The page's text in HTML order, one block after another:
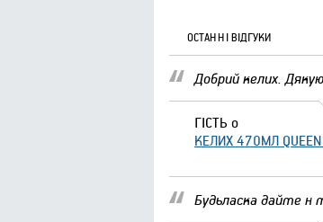
ОСТАННІ ВІДГУКИ
Добрий келих. Дякую
ГІСТЬ о
КЕЛИХ 470МЛ
Будьласка дайте н